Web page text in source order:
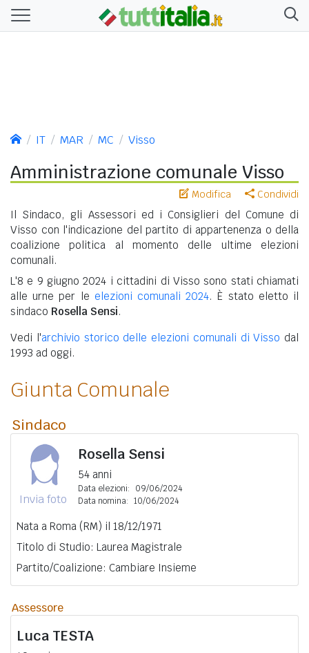
IT MAR MC Visso
Amministrazione comunale Visso
Modifica Condividi
Il Sindaco, gli Assessori ed i Consiglieri del Comune di
Visso con l'indicazione del partito di appartenenza o della
coalizione politica al momento delle ultime elezioni
comunali.
L'8 e 9 giugno 2024 i cittadini di Visso sono stati chiamati
alle urne per le elezioni comunali 2024. È stato eletto il
sindaco Rosella Sensi.
Vedi l'archivio storico delle elezioni comunali di Visso dal
1993 ad oggi.
Giunta Comunale
Sindaco
Invia foto
Rosella Sensi
54 anni
Data elezioni:
09/06/2024
Data nomina: 10/06/2024
Nata a Roma (RM) il 18/12/1971
Titolo di Studio: Laurea Magistrale
Partito/Coalizione: Cambiare Insieme
Assessore
Luca TESTA